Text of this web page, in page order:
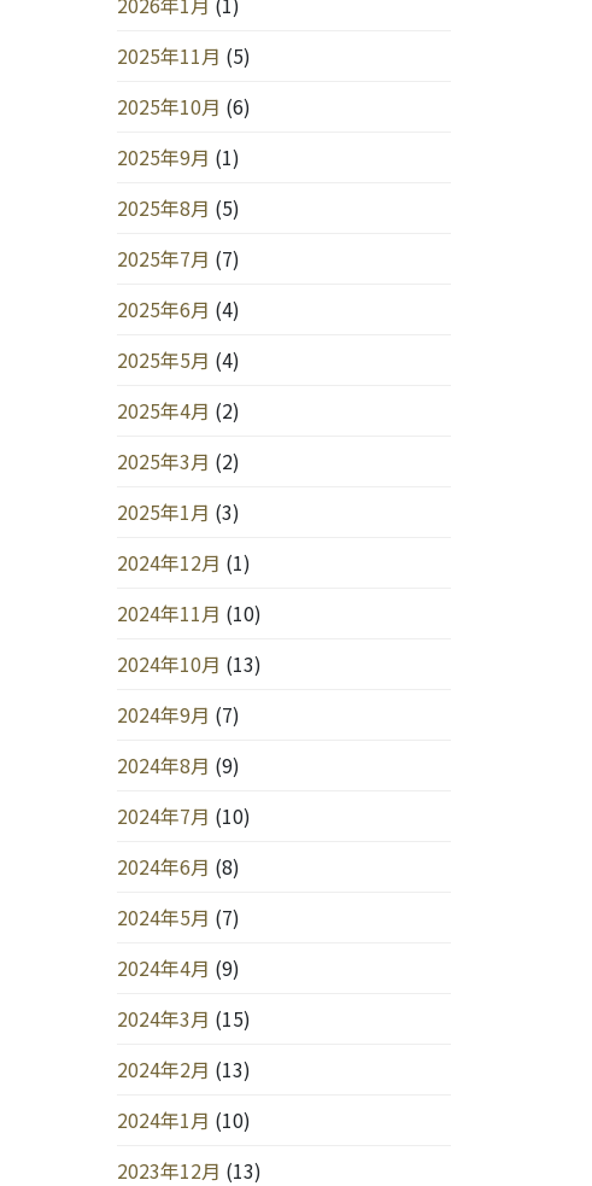
2025年11月 (5)
2025年10月 (6)
2025年9月 (1)
2025年8月 (5)
2025年7月 (7)
2025年6月 (4)
2025年5月 (4)
2025年4月 (2)
2025年3月 (2)
2025年1月 (3)
2024年12月 (1)
2024年11月 (10)
2024年10月 (13)
2024年9月 (7)
2024年8月 (9)
2024年7月 (10)
2024年6月 (8)
2024年5月 (7)
2024年4月 (9)
2024年3月 (15)
2024年2月 (13)
2024年1月 (10)
2023年12月 (13)